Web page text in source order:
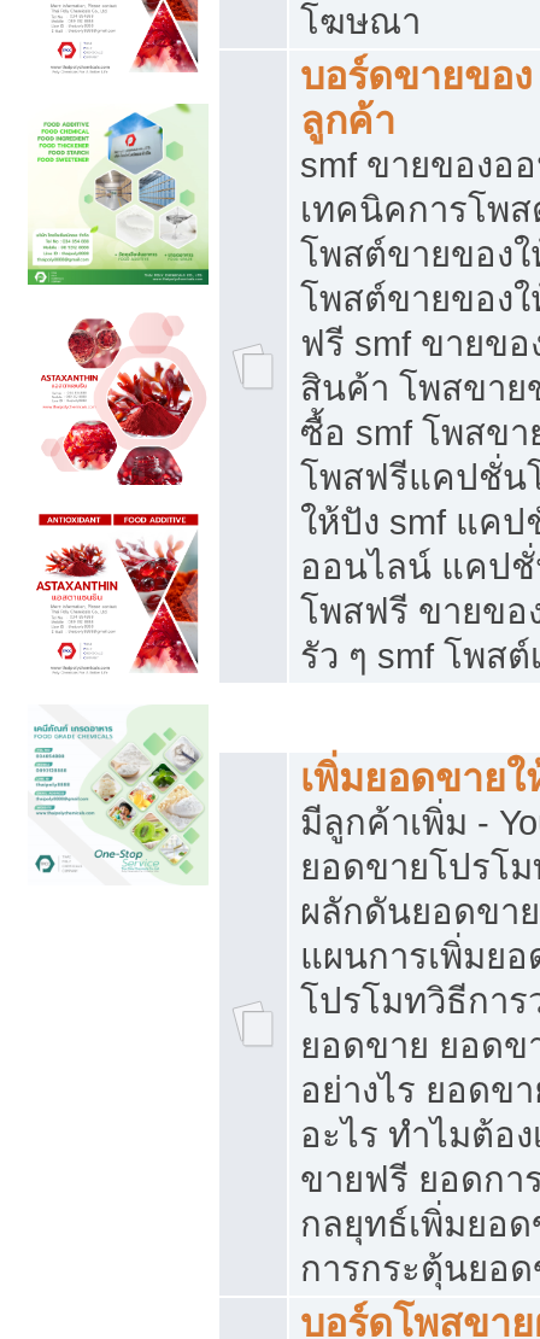
โฆษณา
บอร์ดขายของ
ลูกค้า
smf ขายของอ
เทคนิคการโพ
โพสต์ขายของ
โพสต์ขายของ
ฟรี smf ขายข
สินค้า โพสขาย
ซื้อ smf โพสข
โพสฟรีแคปชั่น
ให้ปัง smf แค
ออนไลน์ แคป
โพสฟรี ขายขอ
รัว ๆ smf โพส
เพิ่มยอดขายใ
มีลูกค้าเพิ่ม -
ยอดขายโปรโ
ผลักดันยอดขา
แผนการเพิ่มย
โปรโมทวิธีการ
ยอดขาย ยอดข
อย่างไร ยอดข
อะไร ทำไมต้อ
ขายฟรี ยอดกา
กลยุทธ์เพิ่มยอ
การกระตุ้นยอ
บอร์ดโพสขา